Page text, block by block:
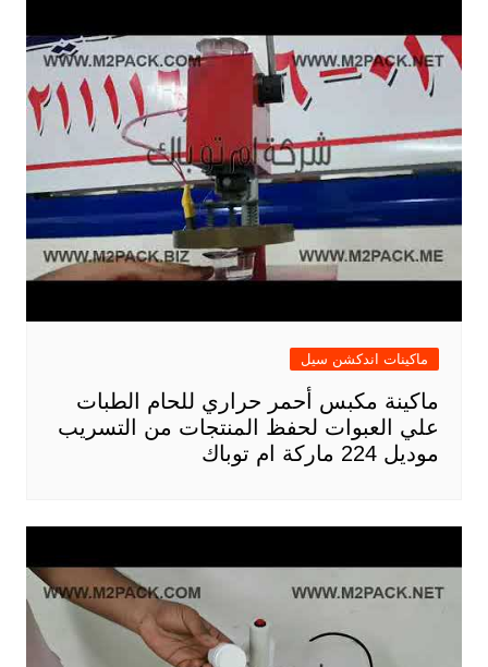
ماكينات اندكشن سيل
ماكينة مكبس أحمر حراري للحام الطبات
علي العبوات لحفظ المنتجات من التسريب
موديل 224 ماركة ام توباك